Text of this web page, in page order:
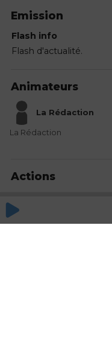
Emission
Flash info
Flash d'actualité.
Animateurs
La Rédaction
La Rédaction
Actions